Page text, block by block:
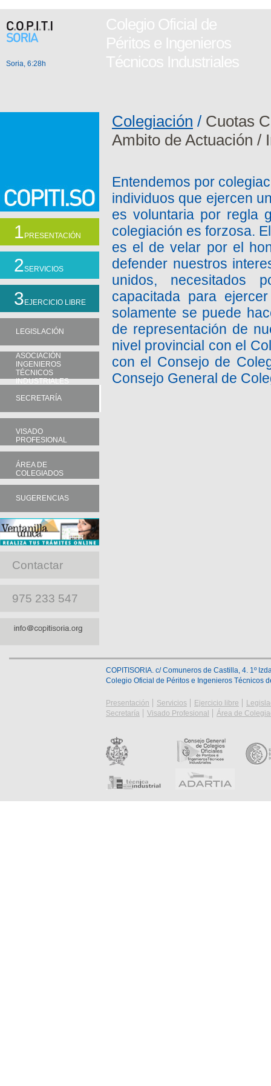
Soria, 6:28h
Colegio Oficial de
Péritos e Ingenieros
Técnicos Industriales
1 PRESENTACIÓN
2SERVICIOS
3 EJERCICIO LIBRE
LEGISLACIÓN
ASOCIACIÓN
INGENIEROS
TÉCNICOS
INDUSTRIALES
SECRETARÍA
VISADO
PROFESIONAL
ÁREA DE
COLEGIADOS
SUGERENCIAS
Contactar
975 233 547
Colegiación / Cuotas
Ambito de Actuación /
Entendemos por
individuos que ejercen
es voluntaria por regla
colegiación es forzosa.
es el de velar por el
defender nuestros
unidos, necesitados
capacitada para
solamente se puede
de representación de
nivel provincial con el
con el Consejo de
Consejo General de
COPITISORIA. c/ Comuneros de Castilla, 4. 1º
Colegio Oficial de Péritos e Ingenieros Técnicos
Presentación Servicios Ejercicio libre
Secretaría
Visado Profesional Área de